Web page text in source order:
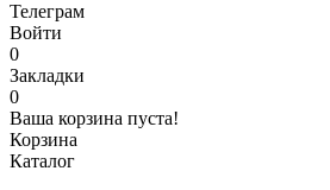
Телеграм
Войти
0
Закладки
0
Ваша корзина пуста!
Корзина
Каталог